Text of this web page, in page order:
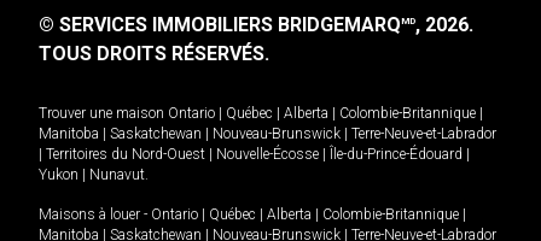
© SERVICES IMMOBILIERS BRIDGEMARQMD, 2026.
TOUS DROITS RÉSERVÉS.
Trouver une maison Ontario Québec Alberta Colombie-Britannique
Manitoba
Saskatchewan Nouveau-Brunswick
Terre-Neuve-et-Labrador
Territoires du Nord-Ouest Nouvelle-Écosse Île-du-Prince-Édouard
Yukon
Nunavut.
Maisons à louer - Ontario Québec Alberta Colombie-Britannique
Manitoba
Saskatchewan Nouveau-Brunswick
Terre-Neuve-et-Labrador